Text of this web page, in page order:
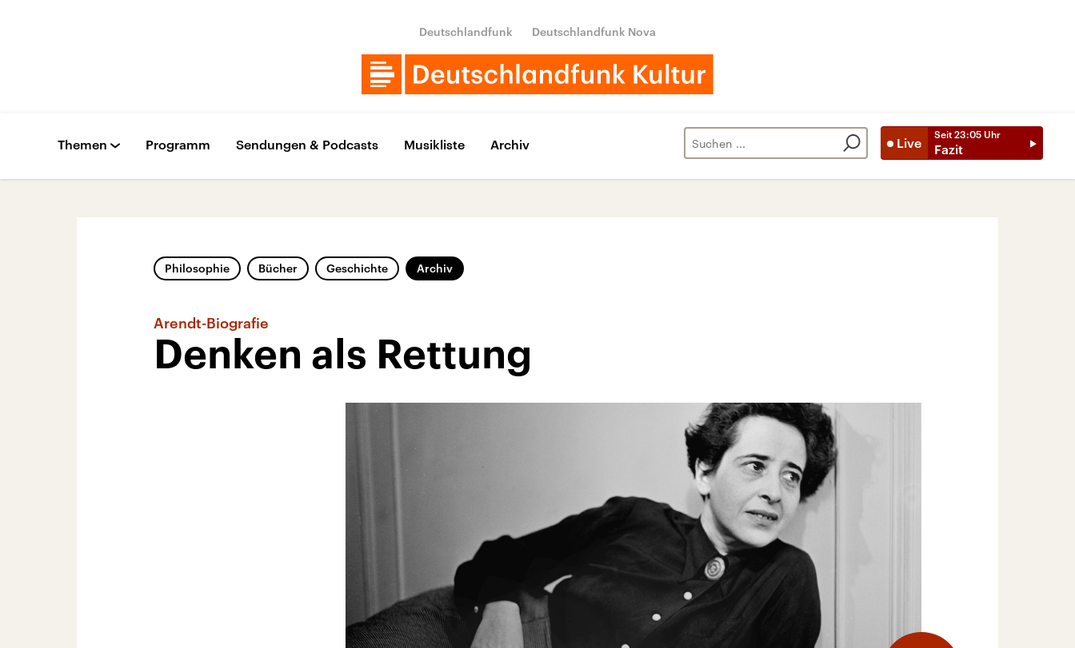
Deutschlandfunk Deutschlandfunk Nova
Live
Seit 23:05 Uhr
Fazit
Themen Programm Sendungen & Podcasts Musikliste Archiv
Philosophie Bücher Geschichte Archiv
Arendt-Biografie
Denken als Rettung